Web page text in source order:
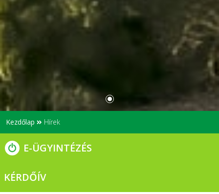
Kezdőlap Hírek
E-ÜGYINTÉZÉS
KÉRDŐÍV